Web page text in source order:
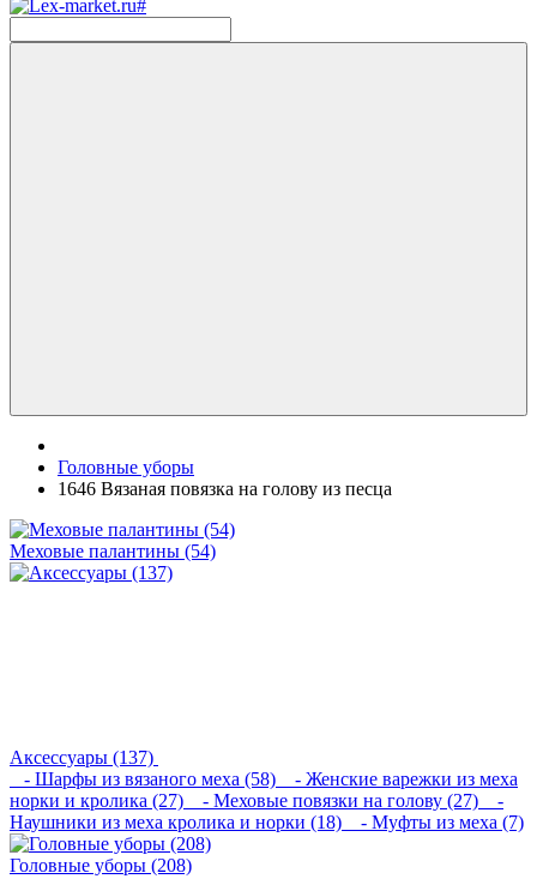
Головные уборы
1646 Вязаная повязка на голову из песца
Меховые палантины (54)
Аксессуары (137)
- Шарфы из вязаного меха (58)
- Женские варежки из меха
норки и кролика (27)
- Меховые повязки на голову (27)
-
Наушники из меха кролика и норки (18)
- Муфты из меха (7)
Головные уборы (208)